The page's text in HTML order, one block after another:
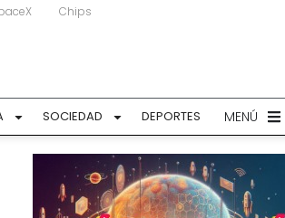
Chips
SOCIEDAD DEPORTES MENÚ